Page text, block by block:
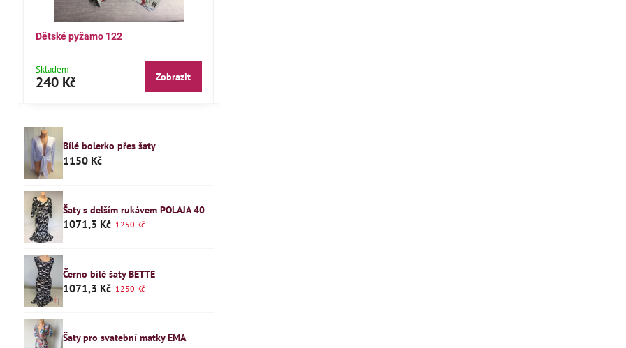
Dětské pyžamo 122
Skladem
240 Kč Zobrazit
Bílé bolerko přes šaty
1150 Kč
Šaty s delším rukávem POLAJA 40
1071,3 Kč 1250 Kč
Černo bílé šaty BETTE
1071,3 Kč 1250 Kč
Šaty pro svatební matky EMA